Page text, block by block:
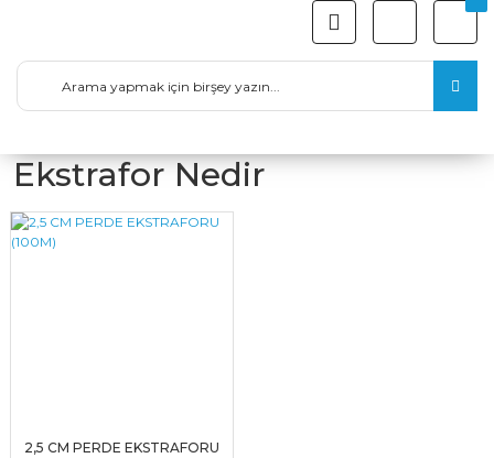
Ekstrafor Nedir
2,5 CM PERDE EKSTRAFORU